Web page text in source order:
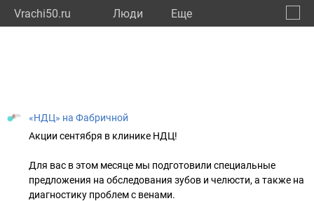
Vrachi50.ru Люди Eще
«НДЦ» на Фабричной
Акции сентября в клинике НДЦ!
Для вас в этом месяце мы подготовили специальные
предложения на обследования зубов и челюсти, а также на
диагностику проблем с венами.